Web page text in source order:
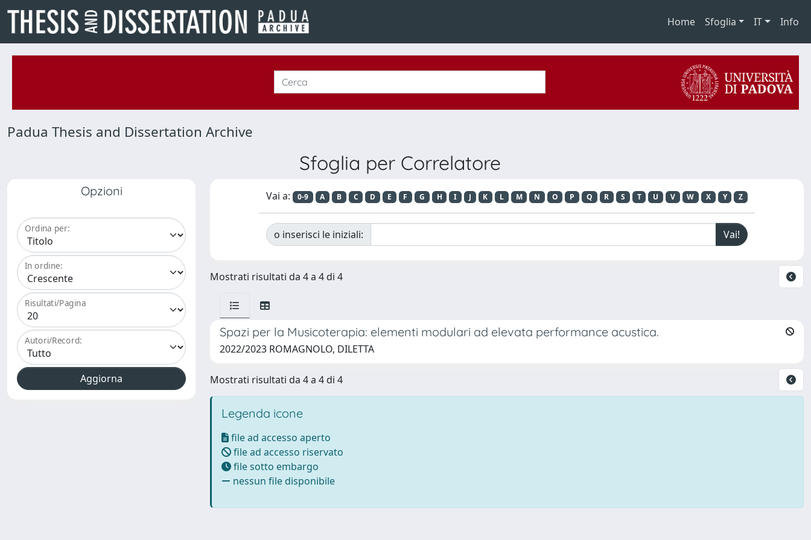
Home Sfoglia IT Info
Padua Thesis and Dissertation Archive
Sfoglia per Correlatore
Opzioni
Ordina per:
In ordine:
Risultati/Pagina
Autori/Record:
Vai a: 0-9 A B C D E F G H I J K L M N O P Q R S T U V W X Y Z
o inserisci le iniziali:
Mostrati risultati da 4 a 4 di 4
Spazi per la Musicoterapia: elementi modulari ad elevata performance acustica.
2022/2023 ROMAGNOLO, DILETTA
Mostrati risultati da 4 a 4 di 4
Legenda icone
file ad accesso aperto
file ad accesso riservato
file sotto embargo
nessun file disponibile